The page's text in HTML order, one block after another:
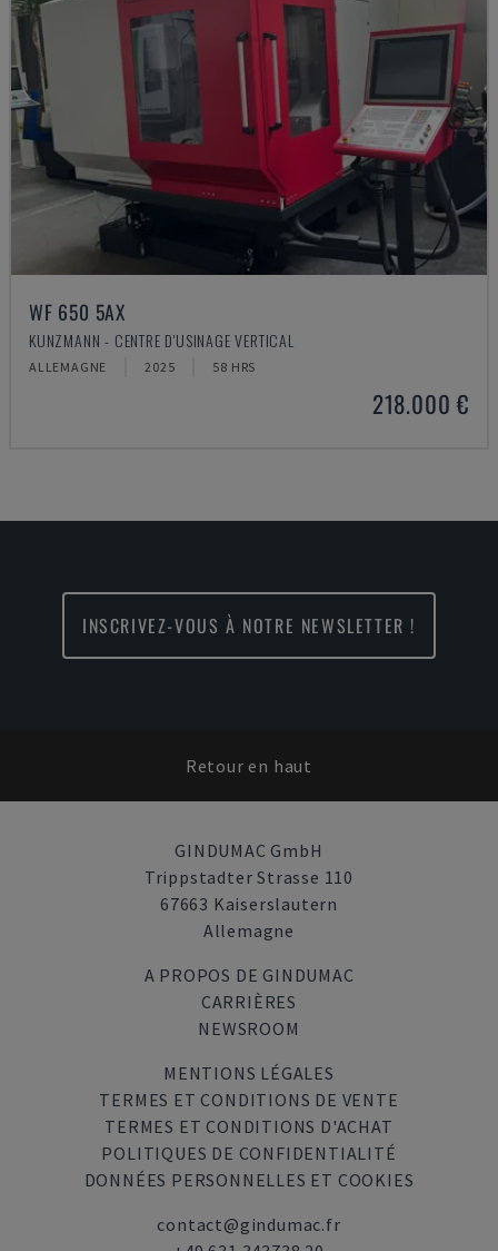
WF 650 5AX
KUNZMANN - CENTRE D'USINAGE VERTICAL
ALLEMAGNE 2025 58 HRS
218.000 €
INSCRIVEZ-VOUS À NOTRE NEWSLETTER !
Retour en haut
GINDUMAC GmbH
Trippstadter Strasse 110
67663 Kaiserslautern
Allemagne
A PROPOS DE GINDUMAC
CARRIÈRES
NEWSROOM
MENTIONS LÉGALES
TERMES ET CONDITIONS DE VENTE
TERMES ET CONDITIONS D'ACHAT
POLITIQUES DE CONFIDENTIALITÉ
DONNÉES PERSONNELLES ET COOKIES
contact@gindumac.fr